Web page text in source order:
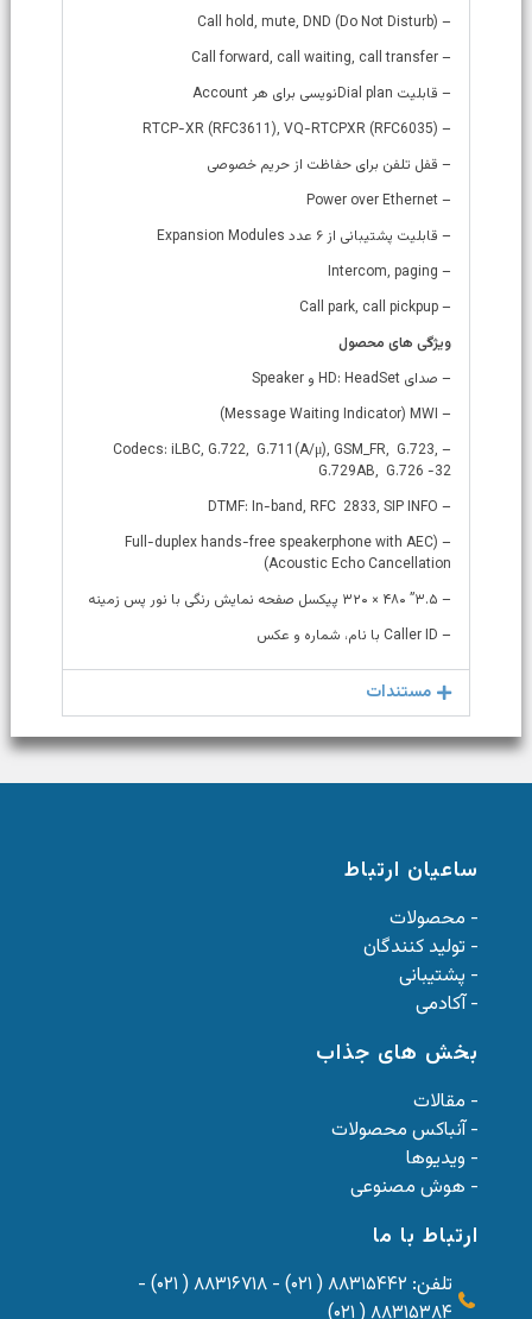
– (Call hold, mute, DND (Do Not Disturb
– Call forward, call waiting, call transfer
– قابلیت Dial planنویسی برای هر Account
– (RTCP-XR (RFC3611), VQ-RTCPXR (RFC6035
– قفل تلفن برای حفاظت از حریم خصوصی
– Power over Ethernet
– قابلیت پشتیبانی از ۶ عدد Expansion Modules
– Intercom, paging
– Call park, call pickpup
ویژگی های محصول
– صدای HD: HeadSet و Speaker
– Message Waiting Indicator) MWI)
– Codecs: iLBC, G.722, G.711(A/μ), GSM_FR, G.723,
G.729AB, G.726 -32
– DTMF: In-band, RFC 2833, SIP INFO
– (Full-duplex hands-free speakerphone with AEC
(Acoustic Echo Cancellation
– ۳.۵” ۴۸۰ × ۳۲۰ پیکسل صفحه نمایش رنگی با نور پس زمینه
– Caller ID با نام، شماره و عکس
مستندات
ساعیان ارتباط
- محصولات
- تولید کنندگان
- پشتیبانی
- آکادمی
بخش های جذاب
- مقالات
- آنباکس محصولات
- ویدیوها
- هوش مصنوعی
ارتباط با ما
تلفن: ۸۸۳۱۵۴۴۲ ( ۰۲۱) - ۸۸۳۱۶۷۱۸ ( ۰۲۱) -